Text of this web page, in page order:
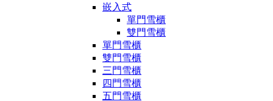
嵌入式
單門雪櫃
雙門雪櫃
單門雪櫃
雙門雪櫃
三門雪櫃
四門雪櫃
五門雪櫃